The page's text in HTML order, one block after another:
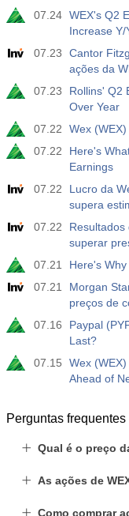
07.24 WEX's Q2
Increase Y/
07.23
Cantor
ações da
07.23
Rollins' Q2
Over Year
07.22
Wex
07.22
Here's
Earnings
07.22
Lucro da
supera
07.22
Resultados
superar
07.21
Here's
07.21
Morgan
preços de
07.16
Paypal
Last?
07.15
Wex
Ahead of
Perguntas frequentes
Qual é o preço
As ações de
Como comprar